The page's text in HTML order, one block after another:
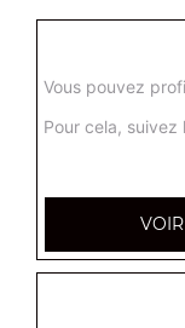
Gratin
Gratin
Vous pouvez
Pour cela, suivez